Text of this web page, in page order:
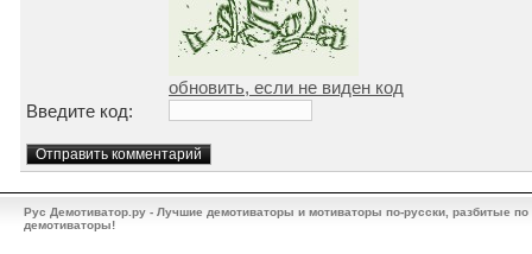
обновить, если не виден код
Введите код:
Рус Демотиватор.ру - Лучшие демотиваторы и мотиваторы по-русски, разбитые
демотиваторы!